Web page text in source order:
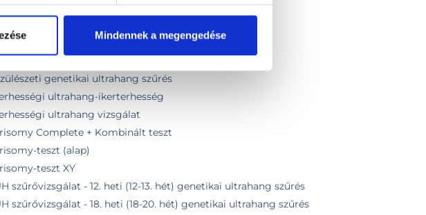
Mindennek a megengedése
Optimum
vizsgálat
genetikai ultrahang szűrés
ultrahang-ikerterhesség
ultrahang vizsgálat
Complete + Kombinált teszt
teszt (alap)
teszt XY
szűrővizsgálat - 12. heti (12-13. hét) genetikai ultrahang szűrés
szűrővizsgálat - 18. heti (18-20. hét) genetikai ultrahang szűrés